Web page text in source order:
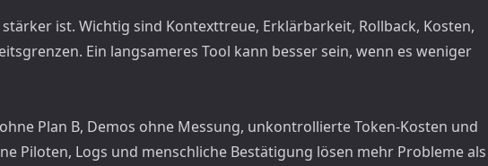
ist. Wichtig sind Kontexttreue, Erklärbarkeit, Rollback, Kosten,
Ein langsameres Tool kann besser sein, wenn es weniger
Plan B, Demos ohne Messung, unkontrollierte Token-Kosten und
Piloten, Logs und menschliche Bestätigung lösen mehr Probleme als